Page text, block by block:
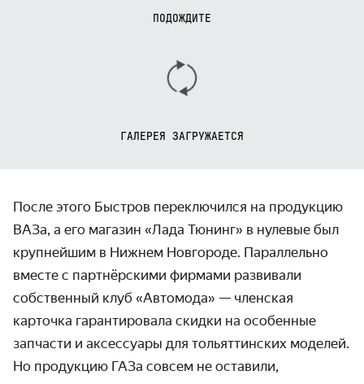
ПОДОЖДИТЕ
ГАЛЕРЕЯ ЗАГРУЖАЕТСЯ
После этого Быстров переключился на продукцию
ВАЗа, а его магазин «Лада Тюнинг» в нулевые был
крупнейшим в Нижнем Новгороде. Параллельно
вместе с партнёрскими фирмами развивали
собственный клуб «Автомода» — членская
карточка гарантировала скидки на особенные
запчасти и аксессуары для тольяттинских моделей.
Но продукцию ГАЗа совсем не оставили,